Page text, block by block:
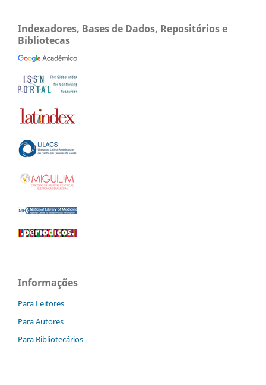
Indexadores, Bases de Dados, Repositórios e
Bibliotecas
Informações
Para Leitores
Para Autores
Para Bibliotecários